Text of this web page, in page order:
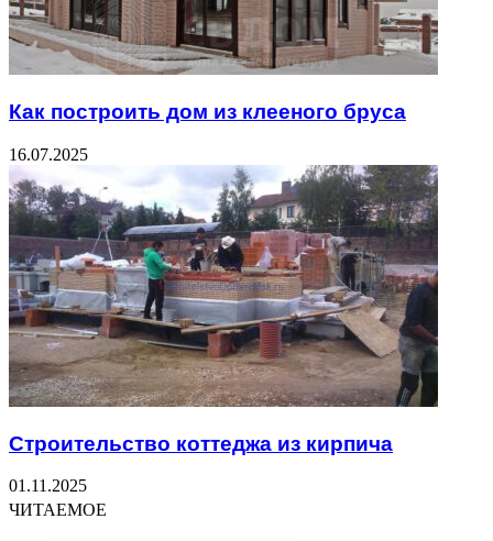
Как построить дом из клееного бруса
16.07.2025
Строительство коттеджа из кирпича
01.11.2025
ЧИТАЕМОЕ